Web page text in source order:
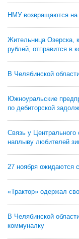
НМУ возвращаются
Жительница Озерска,
рублей, отправится в
В Челябинской
Южноуральские
по дебиторской
Связь у
наплыву любителей
27 ноября ожидаются
«Трактор» одержал
В Челябинской
коммуналку